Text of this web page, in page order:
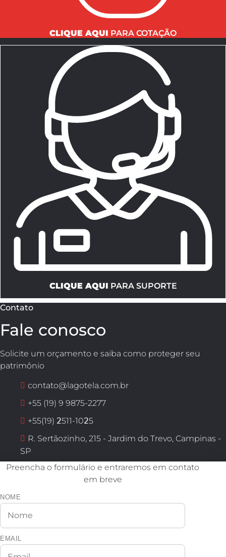
CLIQUE AQUI PARA COTAÇÃO
CLIQUE AQUI PARA SUPORTE
Contato
Fale conosco
Solicite um orçamento e saiba como proteger seu
patrimônio
contato@lagotela.com.br
+55 (19) 9 9875-2277
+55(19) 𝟤511-10𝟤5
R. Sertãozinho, 215 - Jardim do Trevo, Campinas -
SP
Preencha o formulário e entraremos em contato
em breve
NOME
EMAIL